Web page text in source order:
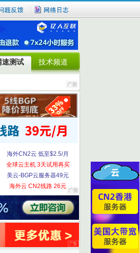
速测试 技术频道
海外CN2云 低至$2.5/月
全球云主机 3天试用再买
美云-BGP云服务器49元
海外云 CN2线路 26元